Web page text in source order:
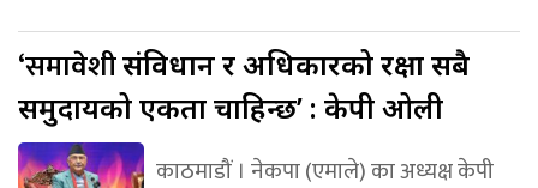
‘समावेशीसंविधान र अधिकारको रक्षा सबै
समुदायको एकता चाहिन्छ’ : केपी ओली
काठमाडौं । नेकपा (एमाले) का अध्यक्ष केपी